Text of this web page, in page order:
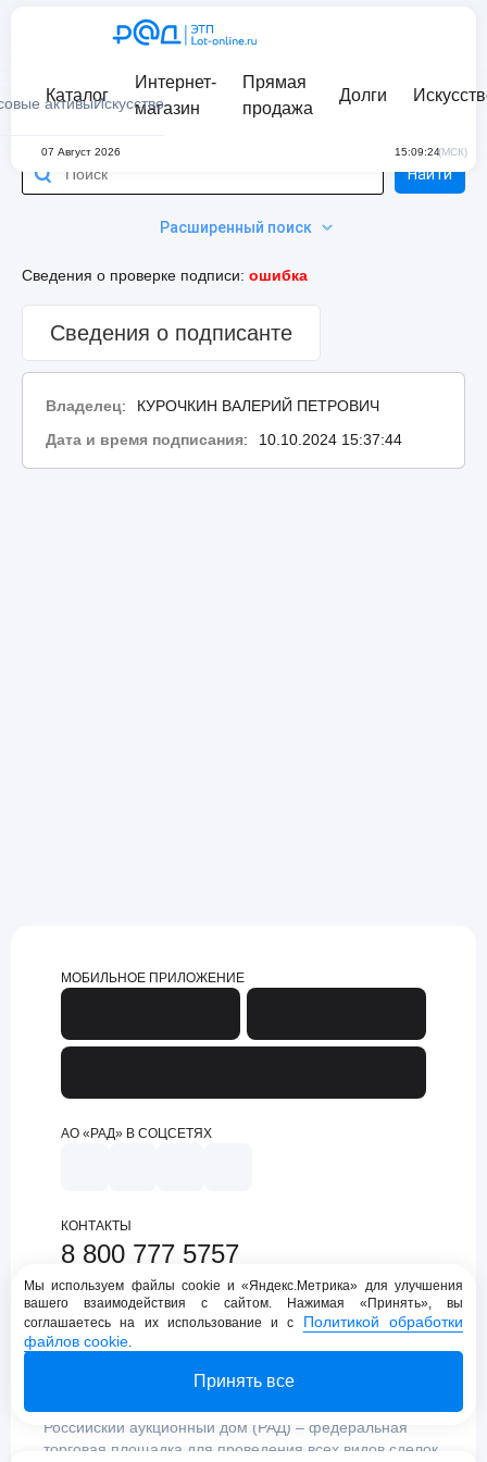
активыИскусство
Каталог
Интернет-
магазин
Прямая
продажа
Долги
07 Август 2026 15:09:24(МСК)
Расширенный поиск
Найти
Сведения о проверке подписи: ошибка
Сведения о подписанте
Владелец:
КУРОЧКИН ВАЛЕРИЙ ПЕТРОВИЧ
Дата и время подписания: 10.10.2024 15:37:44
МОБИЛЬНОЕ ПРИЛОЖЕНИЕ
АО «РАД» В СОЦСЕТЯХ
КОНТАКТЫ
8 800 777 5757
support@lot-online.ru
Техническая поддержка
Российский аукционный дом (РАД) – федеральная
торговая площадка для проведения всех видов сделок
Мы используем файлы cookie и «Яндекс.Метрика» для улучшения
вашего взаимодействия с сайтом. Нажимая «Принять», вы
соглашаетесь на их использование и с Политикой обработки
файлов cookie.
Принять все